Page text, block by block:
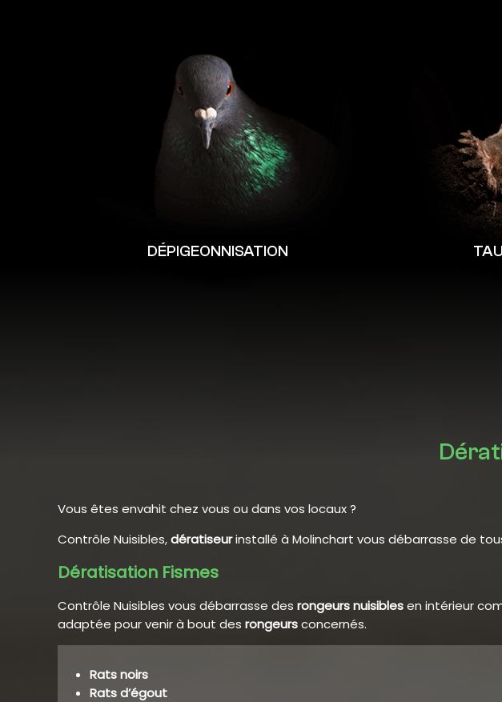
DÉPIGEONNISATION
Vous êtes envahit chez vous ou dans vos locaux ?
Contrôle Nuisibles,dératiseurinstallé à Molinchart vous débarrasse de
Dératisation Fismes
Contrôle Nuisibles vous débarrasse des rongeurs nuisiblesen intérieur
adaptée pour venir à bout des rongeursconcernés.
Rats noirs
Rats d’égout